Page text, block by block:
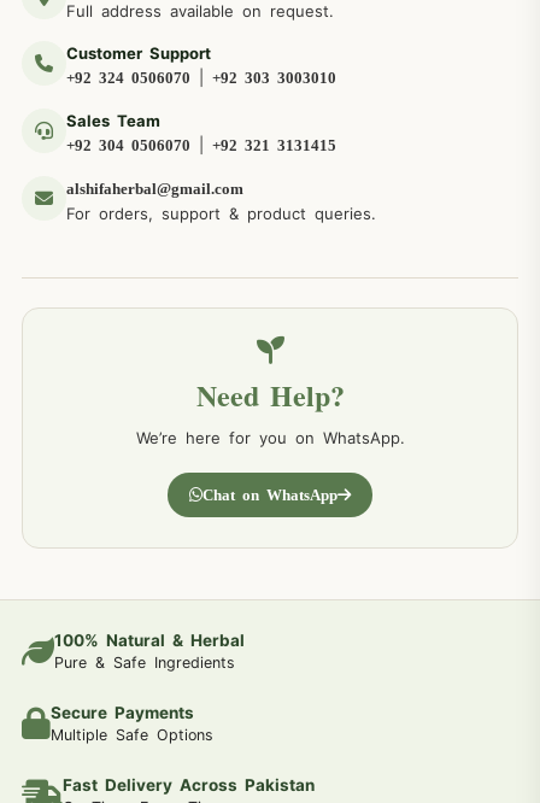
Full address available on request.
Customer Support
+92 324 0506070 +92 303 3003010
Sales Team
+92 304 0506070 +92 321 3131415
alshifaherbal@gmail.com
For orders, support & product queries.
Need Help?
We’re here for you on WhatsApp.
Chat on WhatsApp
100% Natural & Herbal
Pure & Safe Ingredients
Secure Payments
Multiple Safe Options
Fast Delivery Across Pakistan